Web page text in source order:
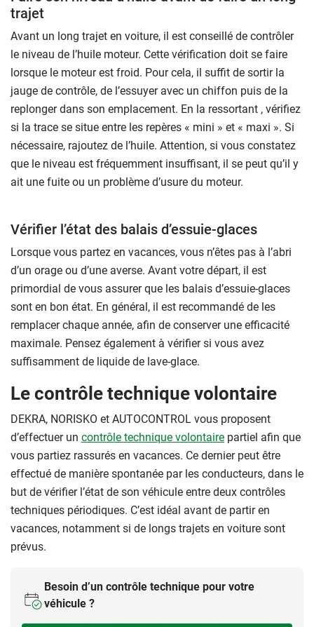
trajet
Avant un long trajet en voiture, il est conseillé de contrôler
le niveau de l’huile moteur. Cette vérification doit se faire
lorsque le moteur est froid. Pour cela, il suffit de sortir la
jauge de contrôle, de l’essuyer avec un chiffon puis de la
replonger dans son emplacement. En la ressortant , vérifiez
si la trace se situe entre les repères « mini » et « maxi ». Si
nécessaire, rajoutez de l’huile. Attention, si vous constatez
que le niveau est fréquemment insuffisant, il se peut qu’il y
ait une fuite ou un problème d’usure du moteur.
Vérifier l’état des balais d’essuie-glaces
Lorsque vous partez en vacances, vous n’êtes pas à l’abri
d’un orage ou d’une averse. Avant votre départ, il est
primordial de vous assurer que les balais d’essuie-glaces
sont en bon état. En général, il est recommandé de les
remplacer chaque année, afin de conserver une efficacité
maximale. Pensez également à vérifier si vous avez
suffisamment de liquide de lave-glace.
Le contrôle technique volontaire
DEKRA, NORISKO et AUTOCONTROL vous proposent
d’effectuer un contrôle technique volontaire partiel afin que
vous partiez rassurés en vacances. Ce dernier peut être
effectué de manière spontanée par les conducteurs, dans le
but de vérifier l’état de son véhicule entre deux contrôles
techniques périodiques. C’est idéal avant de partir en
vacances, notamment si de longs trajets en voiture sont
prévus.
Besoin d’un contrôle technique pour votre
véhicule ?